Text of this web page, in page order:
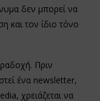
δεν μπορεί να
και τον ίδιο τόνο
Πριν
ένα newsletter,
χρειάζεται να